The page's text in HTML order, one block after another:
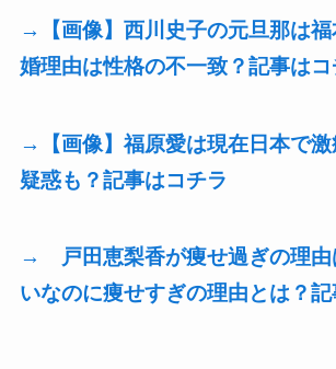
→【画像】西川史子の元旦那は
婚理由は性格の不一致？記事はコ
→【画像】福原愛は現在日本で
疑惑も？記事はコチラ
→ 戸田恵梨香が痩せ過ぎの理由
いなのに痩せすぎの理由とは？